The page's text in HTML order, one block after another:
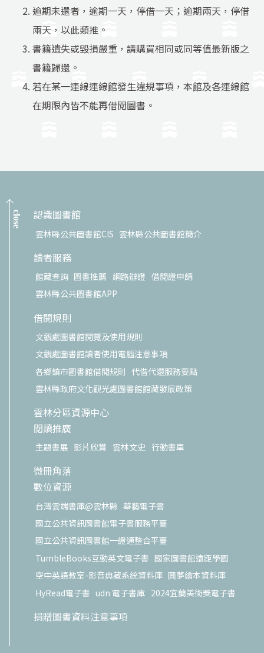
逾期未還者，逾期一天，停借一天；逾期兩天，停借
兩天，以此類推。
書籍遺失或毀損嚴重，請購買相同或同等值最新版之
書籍歸還。
若在某一連線連線館發生違規事項，本館及各連線館
在期限內皆不能再借閱圖書。
close 認識圖書館
雲林縣公共圖書館CIS 雲林縣公共圖書館簡介
讀者服務
館藏查詢 圖書推薦 網路辦證 借閱證申請
雲林縣公共圖書館APP
借閱規則
文觀處圖書館閱覽及使用規則
文觀處圖書館讀者使用電腦注意事項
各鄉鎮市圖書館借閱規則 代借代還服務要點
雲林縣政府文化觀光處圖書館館藏發展政策
雲林分區資源中心
閱讀推廣
主題書展 影片欣賞 雲林文史 行動書車
微冊角落
數位資源
台灣雲端書庫@雲林縣 華藝電子書
國立公共資訊圖書館電子書服務平臺
國立公共資訊圖書館一證通整合平臺
TumbleBooks互動英文電子書 國家圖書館遠距學園
空中英語教室-影音典藏系統資料庫 圓夢繪本資料庫
HyRead電子書 udn 電子書庫 2024宜蘭美術獎電子書
捐贈圖書資料注意事項